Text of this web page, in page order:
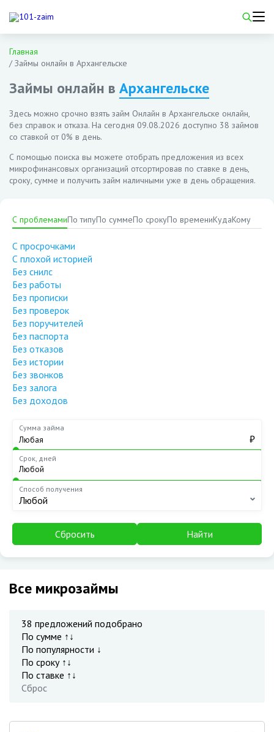
Главная
/Займы онлайн в Архангельске
Займы онлайн в Архангельске
Здесь можно срочно взять займ Онлайн в Архангельске онлайн,
без справок и отказа. На сегодня 09.08.2026 доступно 38 займов
со ставкой от 0% в день.
С помощью поиска вы можете отобрать предложения из всех
микрофинансовых организаций отсортировав по ставке в день,
сроку, сумме и получить займ наличными уже в день обращения.
С проблемамиПо типуПо суммеПо срокуПо времениКудаКому
С просрочками
С плохой историей
Без снилс
Без работы
Без прописки
Без проверок
Без поручителей
Без паспорта
Без отказов
Без истории
Без звонков
Без залога
Без доходов
Сумма займа
₽
Срок, дней
Способ получения
Любой
Сбросить Найти
Все микрозаймы
38 предложений подобрано
По сумме ↑↓
По популярности ↓
По сроку ↑↓
По ставке ↑↓
Сброс